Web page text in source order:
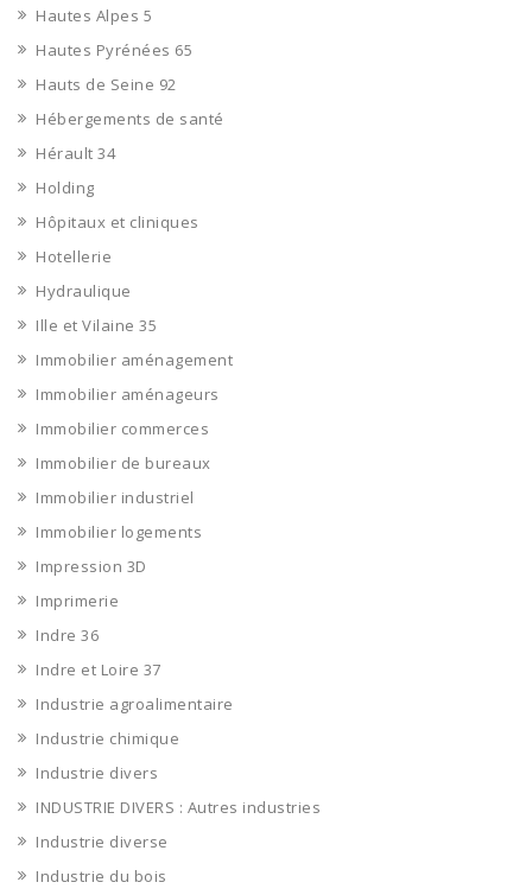
Hautes Alpes 5
Hautes Pyrénées 65
Hauts de Seine 92
Hébergements de santé
Hérault 34
Holding
Hôpitaux et cliniques
Hotellerie
Hydraulique
Ille et Vilaine 35
Immobilier aménagement
Immobilier aménageurs
Immobilier commerces
Immobilier de bureaux
Immobilier industriel
Immobilier logements
Impression 3D
Imprimerie
Indre 36
Indre et Loire 37
Industrie agroalimentaire
Industrie chimique
Industrie divers
INDUSTRIE DIVERS : Autres industries
Industrie diverse
Industrie du bois